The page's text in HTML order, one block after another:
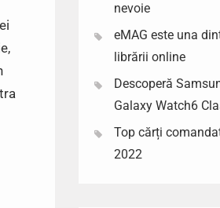
nevoie
eMAG este una
librării online
Descoperă
Galaxy Watch6
Top cărți
2022